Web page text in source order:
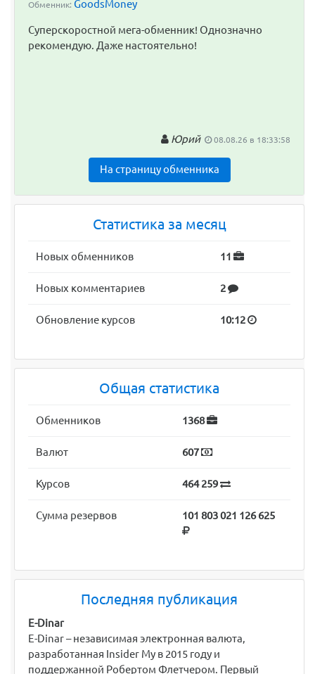
Обменник: GoodsMoney
Суперскоростной мега-обменник! Однозначно
рекомендую. Даже настоятельно!
Юрий 08.08.26 в 18:33:58
На страницу обменника
Статистика за месяц
Новых обменников 11
Новых комментариев 2
Обновление курсов 10:12
Общая статистика
Обменников 1368
Валют 607
Курсов 464 259
Сумма резервов 101 803 021 126 625
Последняя публикация
E-Dinar
E-Dinar – независимая электронная валюта,
разработанная Insider My в 2015 году и
поддержанной Робертом Флетчером. Первый